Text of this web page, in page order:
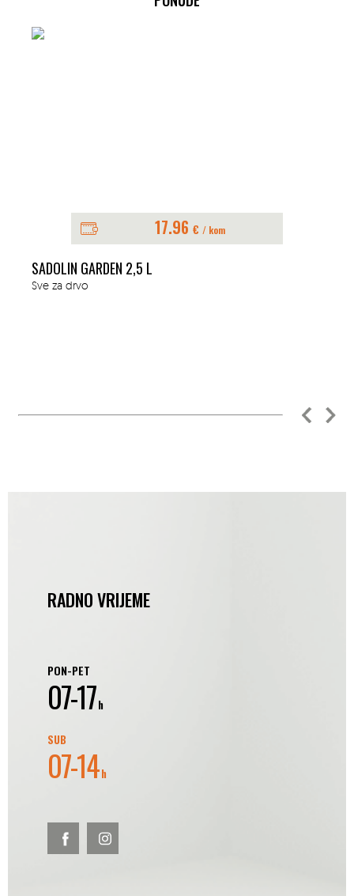
17.96 € / kom
SADOLIN GARDEN 2,5 L
Sve za drvo
RADNO VRIJEME
PON-PET
07-17h
SUB
07-14h